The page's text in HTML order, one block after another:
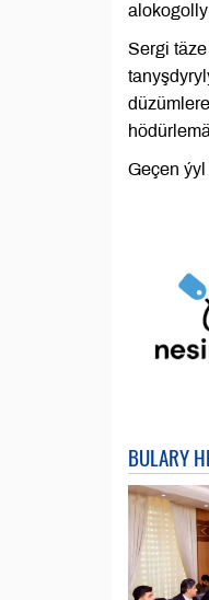
Sergi
Geçen
BULARY